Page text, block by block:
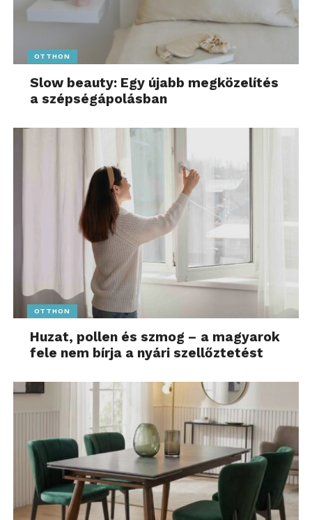
OTTHON
Slow beauty: Egy újabb megközelítés
a szépségápolásban
OTTHON
Huzat, pollen és szmog – a magyarok
fele nem bírja a nyári szellőztetést